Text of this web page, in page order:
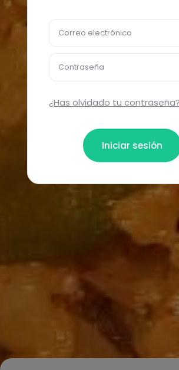
Correo electrónico
Contraseña
¿Has olvidado tu contraseña?
Iniciar sesión